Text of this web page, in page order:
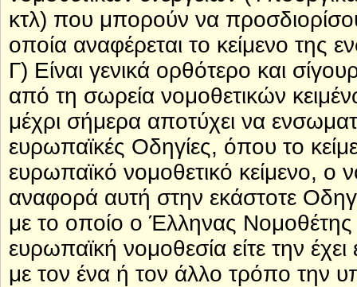
κτλ) που μπορούν να
οποία αναφέρεται το κείμενο της
Γ) Είναι γενικά ορθότερο και
από τη σωρεία νομοθετικών
μέχρι σήμερα αποτύχει να
ευρωπαϊκές Οδηγίες, όπου το
ευρωπαϊκό νομοθετικό κείμενο,
αναφορά αυτή στην εκάστοτε
με το οποίο ο Έλληνας Νομοθέτης
ευρωπαϊκή νομοθεσία είτε την
με τον ένα ή τον άλλο τρόπο την